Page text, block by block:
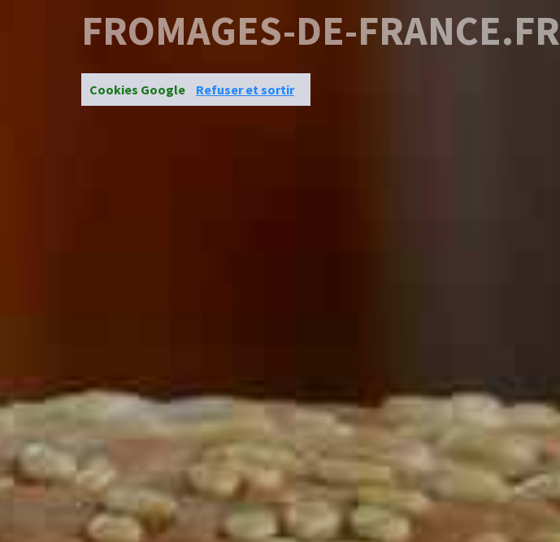
Cookies Google Refuser et sortir
FROMAGES-DE-FRANCE.FR